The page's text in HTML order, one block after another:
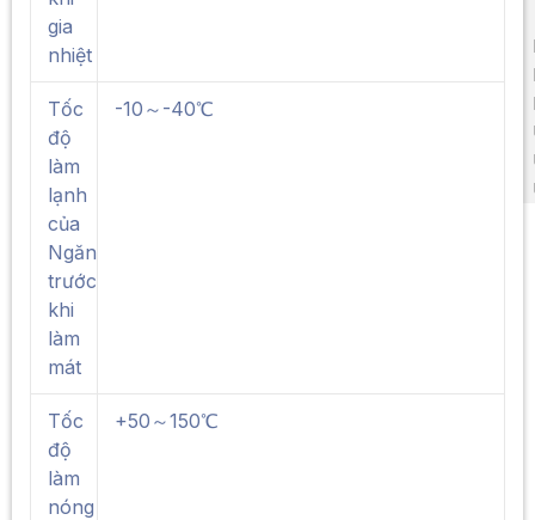
gia
nhiệt
Tốc
độ
làm
lạnh
của
Ngăn
trước
khi
làm
mát
-10～-40℃
Tốc
độ
làm
nóng
+50～150℃